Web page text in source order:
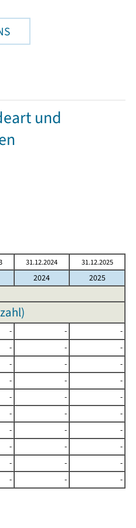
und
31.12.2024 31.12.2025
2024
2025
- -
-
- -
-
- -
-
- -
-
- -
-
- -
-
- -
-
- -
-
- -
-
- - -